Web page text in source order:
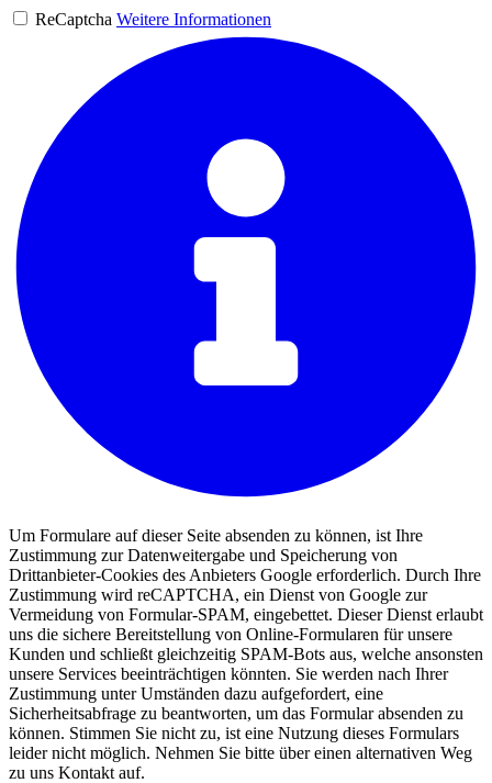
ReCaptcha Weitere Informationen
Um Formulare auf dieser Seite absenden zu können, ist Ihre
Zustimmung zur Datenweitergabe und Speicherung von
Drittanbieter-Cookies des Anbieters Google erforderlich. Durch Ihre
Zustimmung wird reCAPTCHA, ein Dienst von Google zur
Vermeidung von Formular-SPAM, eingebettet. Dieser Dienst erlaubt
uns die sichere Bereitstellung von Online-Formularen für unsere
Kunden und schließt gleichzeitig SPAM-Bots aus, welche ansonsten
unsere Services beeinträchtigen könnten. Sie werden nach Ihrer
Zustimmung unter Umständen dazu aufgefordert, eine
Sicherheitsabfrage zu beantworten, um das Formular absenden zu
können. Stimmen Sie nicht zu, ist eine Nutzung dieses Formulars
leider nicht möglich. Nehmen Sie bitte über einen alternativen Weg
zu uns Kontakt auf.